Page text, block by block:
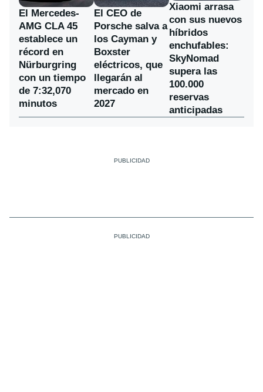
El Mercedes-
AMG CLA 45
establece un
récord en
Nürburgring
con un tiempo
de 7:32,070
minutos
El CEO de
Porsche salva a
los Cayman y
Boxster
eléctricos, que
llegarán al
mercado en
2027
Xiaomi arrasa
con sus nuevos
híbridos
enchufables:
SkyNomad
supera las
100.000
reservas
anticipadas